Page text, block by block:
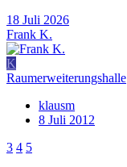
18 Juli 2026
Frank K.
K
Raumerweiterungshalle
klausm
8 Juli 2012
3 4 5